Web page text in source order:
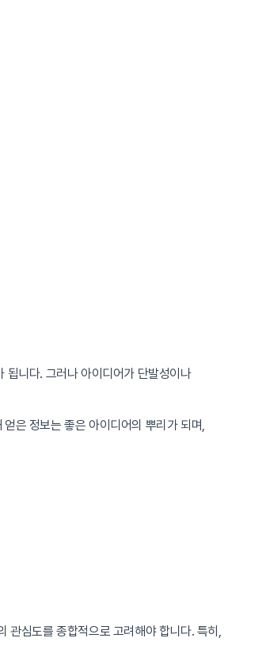
됩니다. 그러나 아이디어가 단발성이나
은 정보는 좋은 아이디어의 뿌리가 되며,
심도를 종합적으로 고려해야 합니다. 특히,